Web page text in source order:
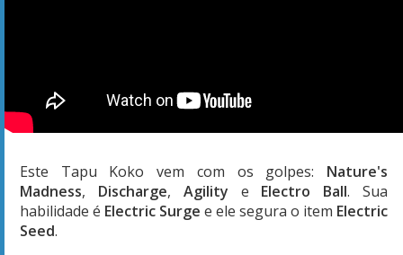
Este Tapu Koko vem com os golpes: Nature's
Madness, Discharge, Agility e Electro Ball. Sua
habilidade é Electric Surge e ele segura o item Electric
Seed.